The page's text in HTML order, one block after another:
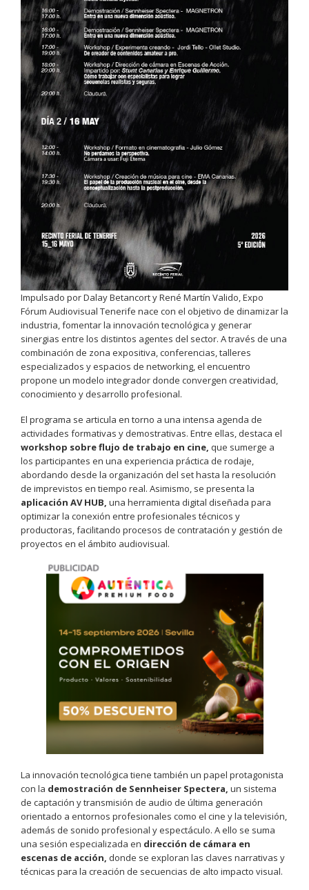
Impulsado por Dalay Betancort y René Martín Valido, Expo
Fórum Audiovisual Tenerife nace con el objetivo de dinamizar la
industria, fomentar la innovación tecnológica y generar
sinergias entre los distintos agentes del sector. A través de una
combinación de zona expositiva, conferencias, talleres
especializados y espacios de networking, el encuentro
propone un modelo integrador donde convergen creatividad,
conocimiento y desarrollo profesional.
El programa se articula en torno a una intensa agenda de
actividades formativas y demostrativas. Entre ellas, destaca el
workshop sobre flujo de trabajo en cine, que sumerge a
los participantes en una experiencia práctica de rodaje,
abordando desde la organización del set hasta la resolución
de imprevistos en tiempo real. Asimismo, se presenta la
aplicación AV HUB, una herramienta digital diseñada para
optimizar la conexión entre profesionales técnicos y
productoras, facilitando procesos de contratación y gestión de
proyectos en el ámbito audiovisual.
La innovación tecnológica tiene también un papel protagonista
con la demostración de Sennheiser Spectera, un sistema
de captación y transmisión de audio de última generación
orientado a entornos profesionales como el cine y la televisión,
además de sonido profesional y espectáculo. A ello se suma
una sesión especializada en dirección de cámara en
escenas de acción, donde se exploran las claves narrativas y
técnicas para la creación de secuencias de alto impacto visual.